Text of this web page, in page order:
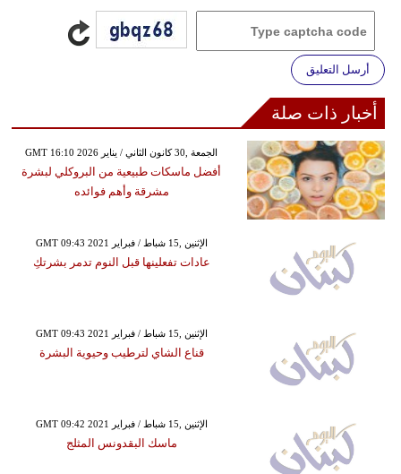
أرسل التعليق
أخبار ذات صلة
GMT 16:10 2026 الجمعة ,30 كانون الثاني / يناير
أفضل ماسكات طبيعية من البروكلي لبشرة
مشرقة وأهم فوائده
GMT 09:43 2021 الإثنين ,15 شباط / فبراير
عادات تفعلينها قبل النوم تدمر بشرتكِ
GMT 09:43 2021 الإثنين ,15 شباط / فبراير
قناع الشاي لترطيب وحيوية البشرة
GMT 09:42 2021 الإثنين ,15 شباط / فبراير
ماسك البقدونس المثلج